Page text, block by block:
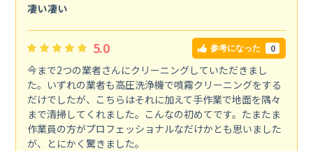
凄い凄い
5.0 参考になった 0
今まで2つの業者さんにクリーニングしていただきまし
た。いずれの業者も高圧洗浄機で噴霧クリーニングをする
だけでしたが、こちらはそれに加えて手作業で地面を隅々
まで清掃してくれました。こんなの初めてです。たまたま
作業員の方がプロフェッショナルなだけかとも思いました
が、とにかく驚きました。